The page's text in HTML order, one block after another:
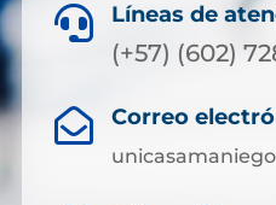
 Líneas de
(+57) (602)
 Correo